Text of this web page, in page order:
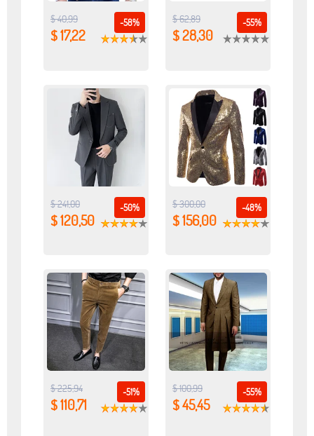
-58%
$ 40,99
$ 17,22
-55%
$ 62,89
$ 28,30
-50%
$ 241,00
$ 120,50
-48%
$ 300,00
$ 156,00
-51%
$ 225,94
$ 110,71
-55%
$ 100,99
$ 45,45